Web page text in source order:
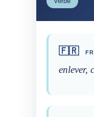
🇫🇷
enlever,